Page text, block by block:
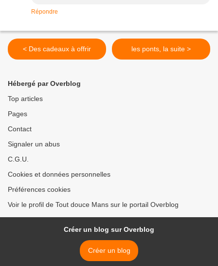
Répondre
< Des cadeaux à offrir les ponts, la suite >
Hébergé par Overblog
Top articles
Pages
Contact
Signaler un abus
C.G.U.
Cookies et données personnelles
Préférences cookies
Voir le profil de Tout douce Mans sur le portail Overblog
Créer un blog sur Overblog
Créer un blog